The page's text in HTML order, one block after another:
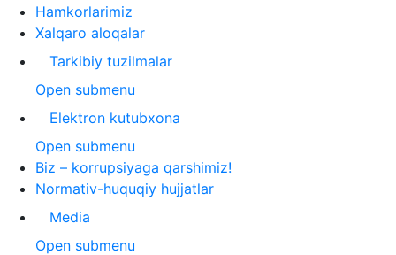
Hamkorlarimiz
Xalqaro aloqalar
Tarkibiy tuzilmalar
Open submenu
Elektron kutubxona
Open submenu
Biz – korrupsiyaga qarshimiz!
Normativ-huquqiy hujjatlar
Media
Open submenu